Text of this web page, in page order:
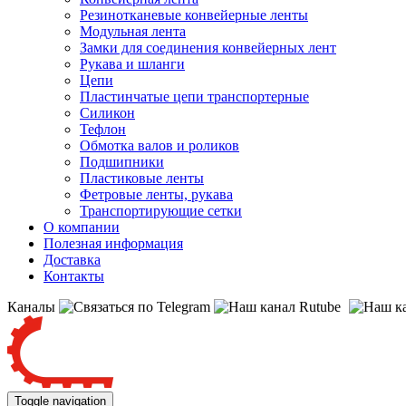
Резинотканевые конвейерные ленты
Модульная лента
Замки для соединения конвейерных лент
Рукава и шланги
Цепи
Пластинчатые цепи транспортерные
Силикон
Тефлон
Обмотка валов и роликов
Подшипники
Пластиковые ленты
Фетровые ленты, рукава
Транспортирующие сетки
О компании
Полезная информация
Доставка
Контакты
Каналы
Toggle navigation